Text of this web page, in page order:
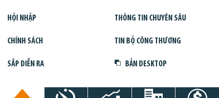
HỘI NHẬP THÔNG TIN CHUYÊN SÂU
CHÍNH SÁCH TIN BỘ CÔNG THƯƠNG
SẮP DIỄN RA BẢN DESKTOP